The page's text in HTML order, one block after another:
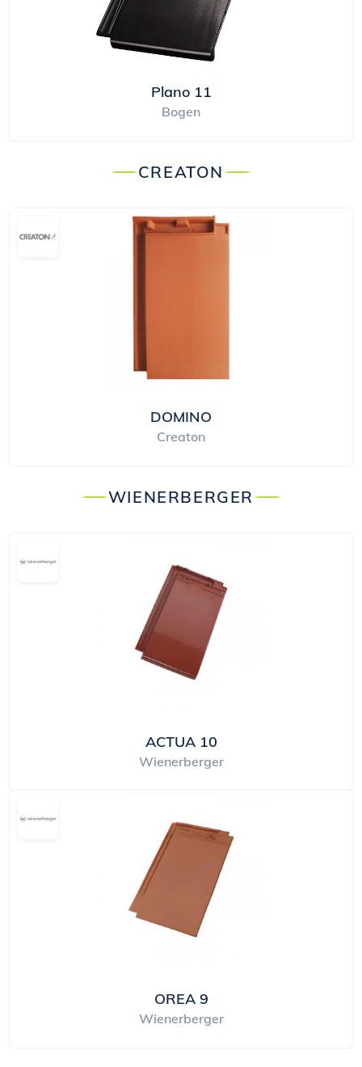
Plano 11
Bogen
CREATON
DOMINO
Creaton
WIENERBERGER
ACTUA 10
Wienerberger
OREA 9
Wienerberger